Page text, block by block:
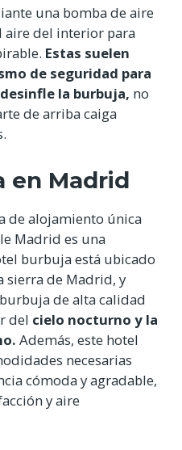
una bomba de aire
aire del interior para
Estas suelen
de seguridad para
la burbuja, no
de arriba caiga
en Madrid
de alojamiento única
Madrid es una
burbuja está ubicado
sierra de Madrid, y
de alta calidad
del cielo nocturno y la
Además, este hotel
necesarias
cómoda y agradable,
y aire